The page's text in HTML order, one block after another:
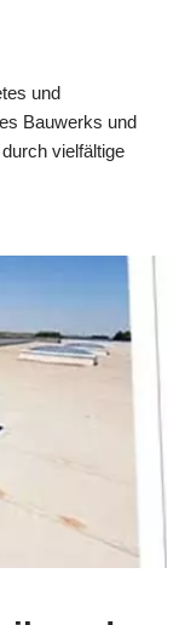
und
Bauwerks und
vielfältige